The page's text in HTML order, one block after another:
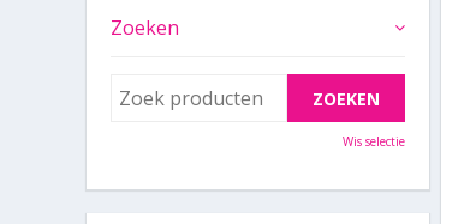
Zoeken
Wis selectie